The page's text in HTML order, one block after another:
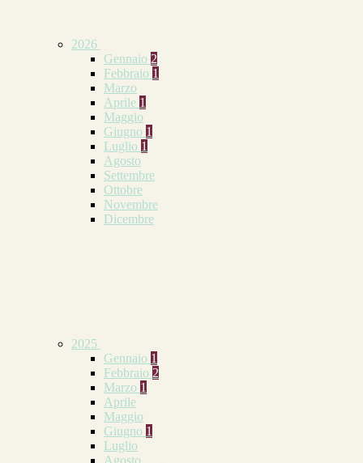
2026
Gennaio 2
Febbraio 1
Marzo
Aprile 1
Maggio
Giugno 1
Luglio 1
Agosto
Settembre
Ottobre
Novembre
Dicembre
2025
Gennaio 1
Febbraio 2
Marzo 1
Aprile
Maggio
Giugno 1
Luglio